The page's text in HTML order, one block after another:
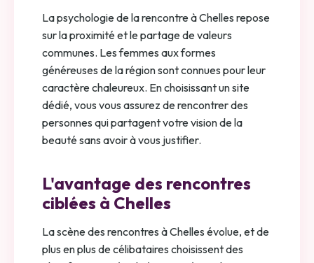
La psychologie de la rencontre à Chelles repose
sur la proximité et le partage de valeurs
communes. Les femmes aux formes
généreuses de la région sont connues pour leur
caractère chaleureux. En choisissant un site
dédié, vous vous assurez de rencontrer des
personnes qui partagent votre vision de la
beauté sans avoir à vous justifier.
L'avantage des rencontres
ciblées à Chelles
La scène des rencontres à Chelles évolue, et de
plus en plus de célibataires choisissent des